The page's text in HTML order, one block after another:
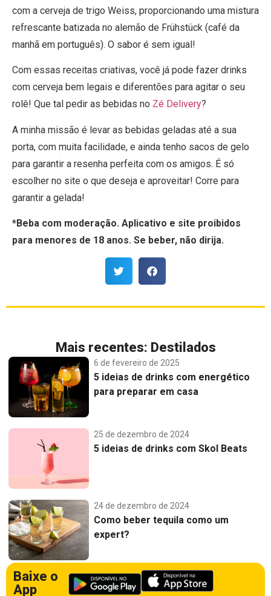
com a cerveja de trigo Weiss, proporcionando uma mistura
refrescante batizada no alemão de Frühstück (café da
manhã em português). O sabor é sem igual!
Com essas receitas criativas, você já pode fazer drinks
com cerveja bem legais e diferentões para agitar o seu
rolê! Que tal pedir as bebidas no Zé Delivery?
A minha missão é levar as bebidas geladas até a sua
porta, com muita facilidade, e ainda tenho sacos de gelo
para garantir a resenha perfeita com os amigos. É só
escolher no site o que deseja e aproveitar! Corre para
garantir a gelada!
*Beba com moderação. Aplicativo e site proibidos
para menores de 18 anos. Se beber, não dirija.
Mais recentes: Destilados
6 de fevereiro de 2025
5 ideias de drinks com energético
para preparar em casa
25 de dezembro de 2024
5 ideias de drinks com Skol Beats
24 de dezembro de 2024
Como beber tequila como um
expert?
Baixe o
App